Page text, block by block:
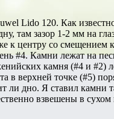
Lido 120. Как
там зазор 1-2 мм на
к центру со
#4. Камни лежат на
камня (#4 и
в верхней точке (#5)
дно. Я ставил камни
взвешены в